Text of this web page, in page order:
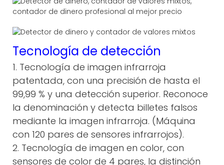
Tecnología de detección
1. Tecnología de imagen infrarroja
patentada, con una precisión de hasta el
99,99 % y una detección superior. Reconoce
la denominación y detecta billetes falsos
mediante la imagen infrarroja. (Máquina
con 120 pares de sensores infrarrojos).
2. Tecnología de imagen en color, con
sensores de color de 4 pares, la distinción